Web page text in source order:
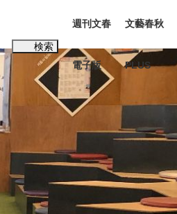
検索
週刊文春
電子版
文藝春秋
PLUS